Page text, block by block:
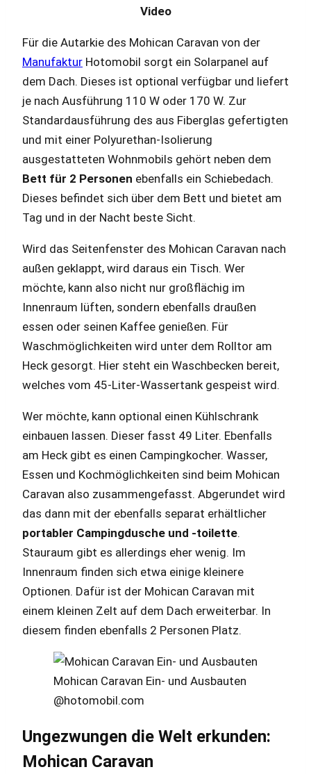
Video
Für die Autarkie des Mohican Caravan von der
Manufaktur Hotomobil sorgt ein Solarpanel auf
dem Dach. Dieses ist optional verfügbar und liefert
je nach Ausführung 110 W oder 170 W. Zur
Standardausführung des aus Fiberglas gefertigten
und mit einer Polyurethan-Isolierung
ausgestatteten Wohnmobils gehört neben dem
Bett für 2 Personen ebenfalls ein Schiebedach.
Dieses befindet sich über dem Bett und bietet am
Tag und in der Nacht beste Sicht.
Wird das Seitenfenster des Mohican Caravan nach
außen geklappt, wird daraus ein Tisch. Wer
möchte, kann also nicht nur großflächig im
Innenraum lüften, sondern ebenfalls draußen
essen oder seinen Kaffee genießen. Für
Waschmöglichkeiten wird unter dem Rolltor am
Heck gesorgt. Hier steht ein Waschbecken bereit,
welches vom 45-Liter-Wassertank gespeist wird.
Wer möchte, kann optional einen Kühlschrank
einbauen lassen. Dieser fasst 49 Liter. Ebenfalls
am Heck gibt es einen Campingkocher. Wasser,
Essen und Kochmöglichkeiten sind beim Mohican
Caravan also zusammengefasst. Abgerundet wird
das dann mit der ebenfalls separat erhältlicher
portabler Campingdusche und -toilette.
Stauraum gibt es allerdings eher wenig. Im
Innenraum finden sich etwa einige kleinere
Optionen. Dafür ist der Mohican Caravan mit
einem kleinen Zelt auf dem Dach erweiterbar. In
diesem finden ebenfalls 2 Personen Platz.
Mohican Caravan Ein- und Ausbauten
@hotomobil.com
Ungezwungen die Welt erkunden:
Mohican Caravan